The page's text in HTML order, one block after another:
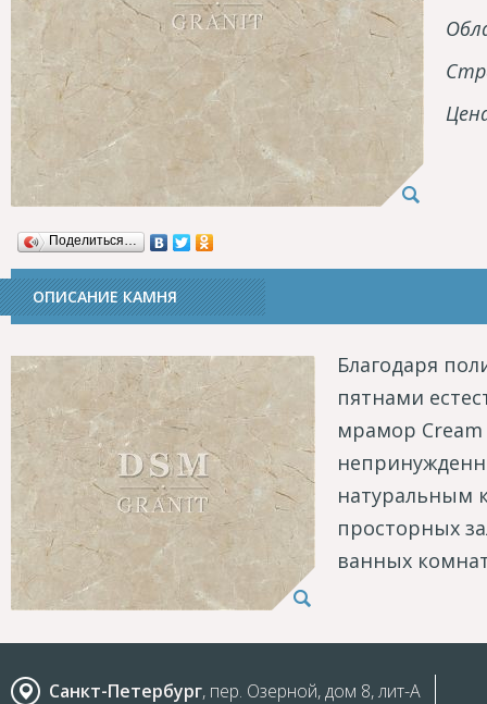
Поделиться…
ОПИСАНИЕ КАМНЯ
Благодаря
пятнами
мрамор
натуральным
просторных
ванных
Санкт-Петербург, пер. Озерной, дом 8, лит-А